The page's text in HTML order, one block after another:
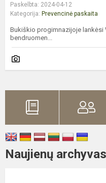
Paskelbta: 2024-04-12
Kategorija: Prevencinė paskaita
Bukiškio progimnazijoje
bendruomen...
Naujienų archyvas